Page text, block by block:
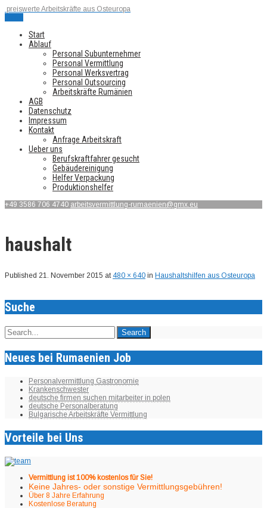
preiswerte Arbeitskräfte aus Osteuropa
Start
Ablauf
Personal Subunternehmer
Personal Vermittlung
Personal Werksvertrag
Personal Outsourcing
Arbeitskräfte Rumänien
AGB
Datenschutz
Impressum
Kontakt
Anfrage Arbeitskraft
Ueber uns
Berufskraftfahrer gesucht
Gebäudereinigung
Helfer Verpackung
Produktionshelfer
+49 3586 706 4740 arbeitsvermittlung-rumaenien@gmx.eu
haushalt
Published 21. November 2015 at480 × 640 in Haushaltshilfen aus Osteuropa
Suche
Neues bei Rumaenien Job
Personalvermittlung Gastronomie
Krankenschwester
deutsche firmen suchen mitarbeiter in polen
deutsche Personalberatung
Bulgarische Arbeitskräfte Vermittlung
Vorteile bei Uns
Vermittlung ist 100% kostenlos für Sie!
Keine Jahres- oder sonstige Vermittlungsgebühren!
Über 8 Jahre Erfahrung
Kostenlose Beratung